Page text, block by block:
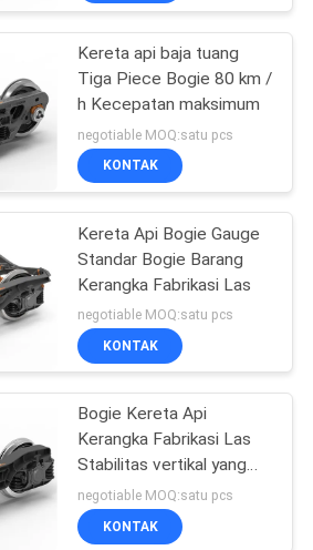
Kereta api baja tuang
Tiga Piece Bogie 80 km /
h Kecepatan maksimum
negotiable MOQ:satu pcs
KONTAK
Kereta Api Bogie Gauge
Standar Bogie Barang
Kerangka Fabrikasi Las
negotiable MOQ:satu pcs
KONTAK
Bogie Kereta Api
Kerangka Fabrikasi Las
Stabilitas vertikal yang
baik
negotiable MOQ:satu pcs
KONTAK